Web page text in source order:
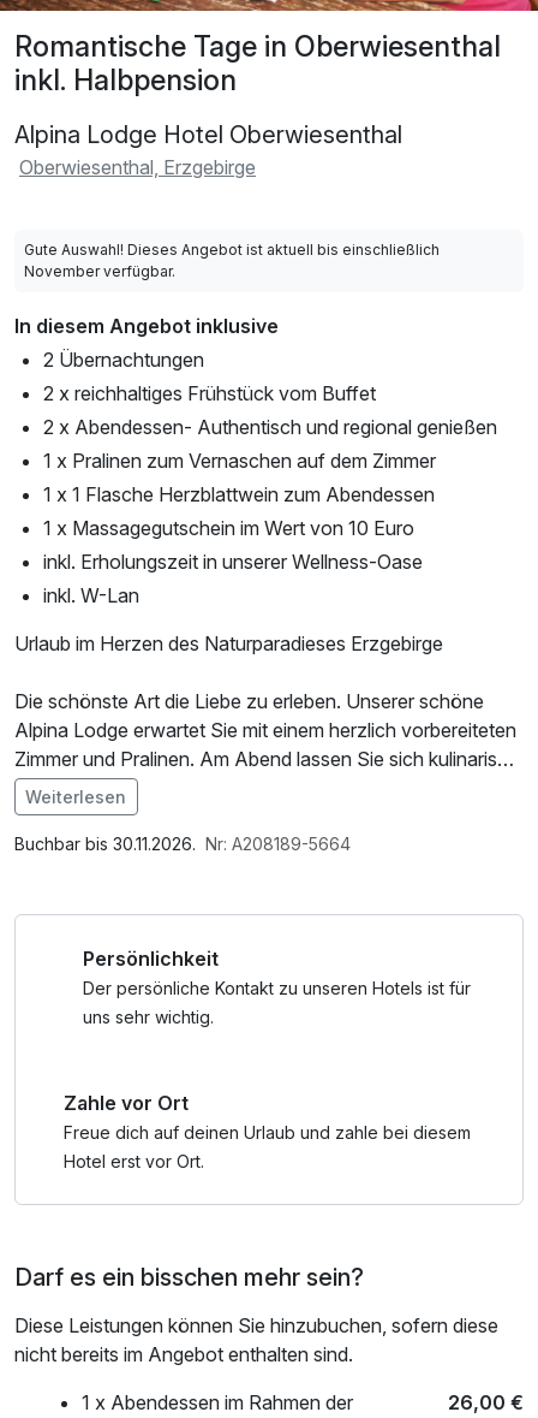
Romantische Tage in Oberwiesenthal
inkl. Halbpension
Alpina Lodge Hotel Oberwiesenthal
Oberwiesenthal, Erzgebirge
Gute Auswahl! Dieses Angebot ist aktuell bis einschließlich
November verfügbar.
In diesem Angebot inklusive
2 Übernachtungen
2 x reichhaltiges Frühstück vom Buffet
2 x Abendessen- Authentisch und regional genießen
1 x Pralinen zum Vernaschen auf dem Zimmer
1 x 1 Flasche Herzblattwein zum Abendessen
1 x Massagegutschein im Wert von 10 Euro
inkl. Erholungszeit in unserer Wellness-Oase
inkl. W-Lan
Urlaub im Herzen des Naturparadieses Erzgebirge
Die schönste Art die Liebe zu erleben. Unserer schöne
Alpina Lodge erwartet Sie mit einem herzlich vorbereiteten
Zimmer und Pralinen. Am Abend lassen Sie sich kulinarisch
verwöhnen und verbringen einen gemütlich, romantischen
Abend mit einer Flasche Herzblattwein.
Urlaub in unserer reizvollen Natur mit ihrem
gesundheitsfördernden Gebirgsklima.
Ausgedehnte Wander- und Radwege erwarten Sie und
Abfahrtspisten, über 30 KM Loipen, Snowpark oder
Kunsteisbahn.
Im Angebot enthalten
Nutzung des Wellnessbereichs, W-LAN Nutzung /
Weiterlesen
Buchbar bis 30.11.2026. Nr: A208189-5664
Persönlichkeit
Der persönliche Kontakt zu unseren Hotels ist für
uns sehr wichtig.
Zahle vor Ort
Freue dich auf deinen Urlaub und zahle bei diesem
Hotel erst vor Ort.
Darf es ein bisschen mehr sein?
Diese Leistungen können Sie hinzubuchen, sofern diese
nicht bereits im Angebot enthalten sind.
1 x Abendessen im Rahmen der
26,00 €